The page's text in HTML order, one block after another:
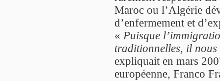
Maroc ou l’Algérie
d’enfermement et
« Puisque
traditionnelles, il
expliquait en mars
européenne, Franco